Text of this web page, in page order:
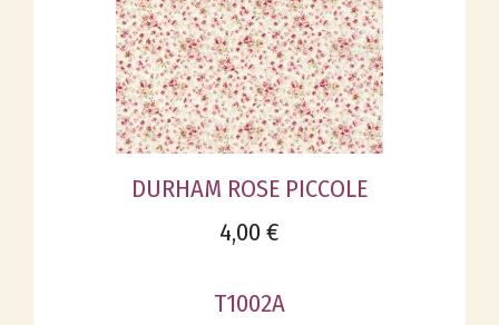
DURHAM ROSE PICCOLE
4,00 €
T1002A